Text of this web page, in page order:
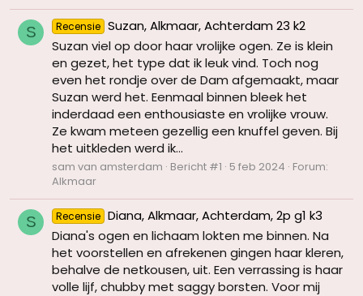
S Recensie Suzan, Alkmaar, Achterdam 23 k2
Suzan viel op door haar vrolijke ogen. Ze is klein
en gezet, het type dat ik leuk vind. Toch nog
even het rondje over de Dam afgemaakt, maar
Suzan werd het. Eenmaal binnen bleek het
inderdaad een enthousiaste en vrolijke vrouw.
Ze kwam meteen gezellig een knuffel geven. Bij
het uitkleden werd ik...
sam van amsterdam Bericht #1 5 feb 2024 Forum:
Alkmaar
S Recensie Diana, Alkmaar, Achterdam, 2p g1 k3
Diana's ogen en lichaam lokten me binnen. Na
het voorstellen en afrekenen gingen haar kleren,
behalve de netkousen, uit. Een verrassing is haar
volle lijf, chubby met saggy borsten. Voor mij